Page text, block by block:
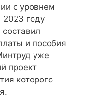
с уровнем
году
составил
и пособия
уже
проект
которого